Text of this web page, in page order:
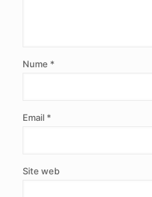
Nume *
Email *
Site web